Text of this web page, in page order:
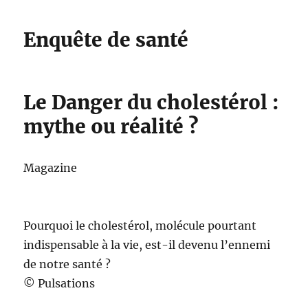
Enquête de santé
Le Danger du cholestérol :
mythe ou réalité ?
Magazine
Pourquoi le cholestérol, molécule pourtant
indispensable à la vie, est-il devenu l’ennemi
de notre santé ?
© Pulsations